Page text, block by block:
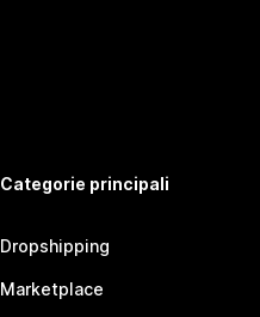
Categorie principali
Dropshipping
Marketplace